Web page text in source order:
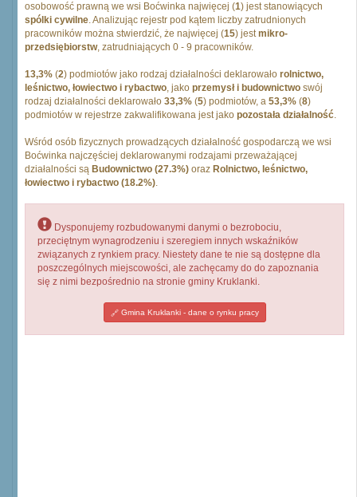
osobowość prawną we wsi Boćwinka najwięcej (1) jest stanowiących
spólki cywilne. Analizując rejestr pod kątem liczby zatrudnionych
pracowników można stwierdzić, że najwięcej (15) jestmikro-
przedsiębiorstw, zatrudniających 0 - 9 pracowników.
13,3% (2) podmiotów jako rodzaj działalności deklarowało rolnictwo,
leśnictwo, łowiectwo i rybactwo, jako przemysł i budownictwo swój
rodzaj działalności deklarowało 33,3% (5) podmiotów, a 53,3% (8)
podmiotów w rejestrze zakwalifikowana jest jako pozostała działalność.
Wśród osób fizycznych prowadzących działalność gospodarczą we wsi
Boćwinka najczęściej deklarowanymi rodzajami przeważającej
działalności są Budownictwo (27.3%) oraz Rolnictwo, leśnictwo,
łowiectwo i rybactwo (18.2%).
Dysponujemy rozbudowanymi danymi o bezrobociu,
przeciętnym wynagrodzeniu i szeregiem innych wskaźników
związanych z rynkiem pracy. Niestety dane te nie są dostępne dla
poszczególnych miejscowości, ale zachęcamy do do zapoznania
się z nimi bezpośrednio na stronie gminy Kruklanki.
Gmina Kruklanki - dane o rynku pracy